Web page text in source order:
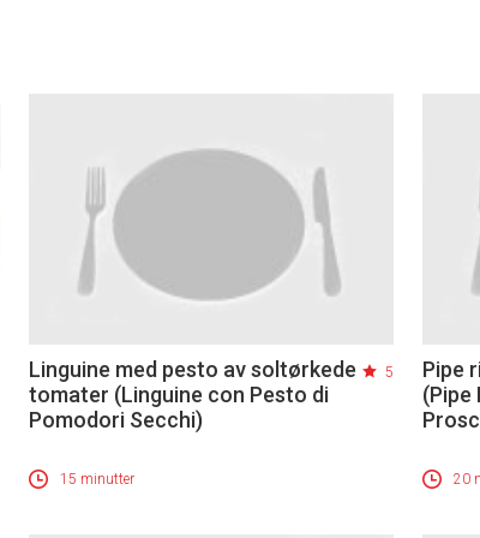
Linguine med pesto av soltørkede
tomater (Linguine con Pesto di
Pomodori Secchi)
5
15 minutter
Pipe
(Pipe
20